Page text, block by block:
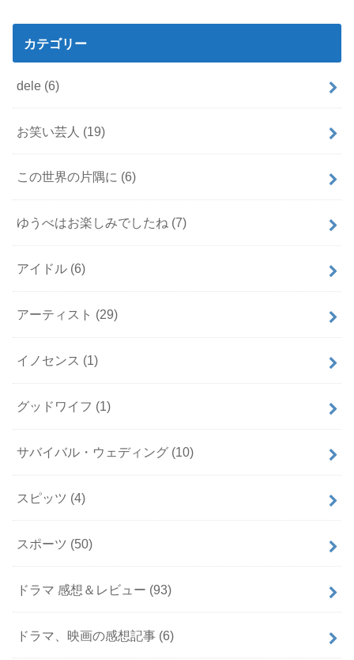
カテゴリー
dele (6)
お笑い芸人 (19)
この世界の片隅に (6)
ゆうべはお楽しみでしたね (7)
アイドル (6)
アーティスト (29)
イノセンス (1)
グッドワイフ (1)
サバイバル・ウェディング (10)
スピッツ (4)
スポーツ (50)
ドラマ 感想＆レビュー (93)
ドラマ、映画の感想記事 (6)